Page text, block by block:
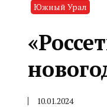
Южный Урал
10.01.2024